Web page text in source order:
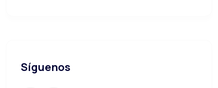
Síguenos